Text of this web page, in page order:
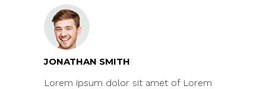
JONATHAN SMITH
Lorem ipsum dolor sit amet of Lorem